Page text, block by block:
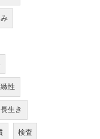
性
長生き
検査